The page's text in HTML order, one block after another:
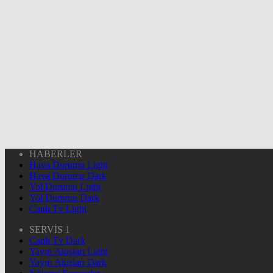
HABERLER
Hava Durumu Light
Hava Durumu Dark
Yol Durumu Light
Yol Durumu Dark
Canlı Tv Light
SERVİS 1
Canlı Tv Dark
Yayın Akışları Light
Yayın Akışları Dark